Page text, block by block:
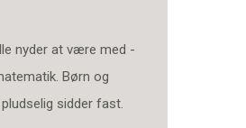
nyder at være med -
Børn og
sidder fast.